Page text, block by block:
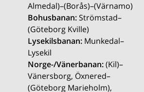
Almedal)–(Borås)–(Värnamo)
Bohusbanan:Strömstad–
(Göteborg Kville)
Lysekilsbanan: Munkedal–
Lysekil
Norge-/Vänerbanan:(Kil)–
Vänersborg, Öxnered–
(Göteborg Marieholm),